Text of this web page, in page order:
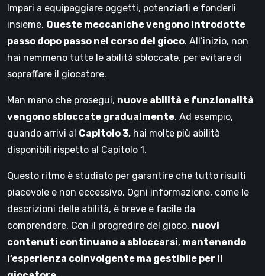
Impari a equipaggiare oggetti, potenziarli e fonderli
insieme. Queste meccaniche vengono introdotte
passo dopo passo nel corso del gioco. All’inizio, non
hai nemmeno tutte le abilità sbloccate, per evitare di
sopraffare il giocatore.
Man mano che prosegui, nuove abilità e funzionalità
vengono sbloccate gradualmente. Ad esempio,
quando arrivi al Capitolo 3, hai molte più abilità
disponibili rispetto al Capitolo 1.
Questo ritmo è studiato per garantire che tutto risulti
piacevole e non eccessivo. Ogni informazione, come le
descrizioni delle abilità, è breve e facile da
comprendere. Con il progredire del gioco, nuovi
contenuti continuano a sbloccarsi, mantenendo
l’esperienza coinvolgente ma gestibile per il